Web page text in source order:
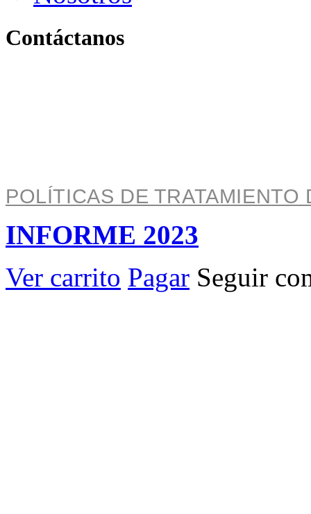
Contáctanos
POLÍTICAS DE TRATAMIENTO
INFORME 2023
Ver carrito Pagar Seguir